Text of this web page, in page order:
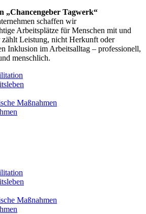
„Chancengeber Tagwerk“
schaffen wir
Arbeitsplätze für Menschen mit und
Leistung, nicht Herkunft oder
Inklusion im Arbeitsalltag – professionell,
menschlich.
Maßnahmen
Maßnahmen